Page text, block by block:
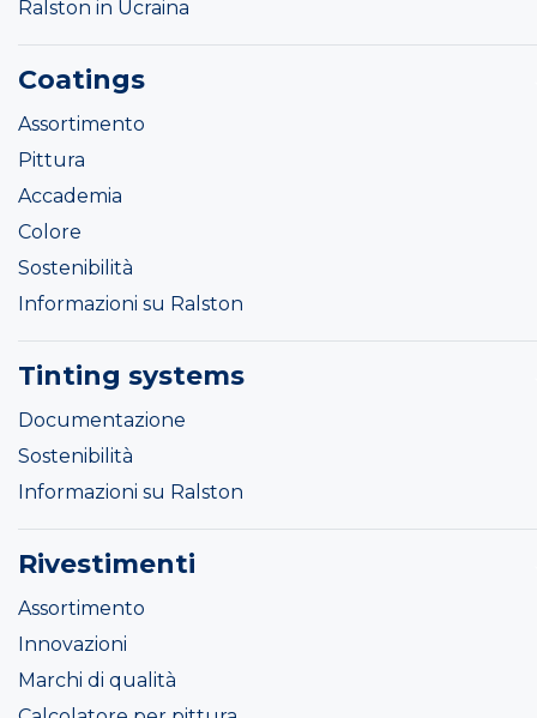
Ralston in Ucraina
Coatings
Assortimento
Pittura
Accademia
Colore
Sostenibilità
Informazioni su Ralston
Tinting systems
Documentazione
Sostenibilità
Informazioni su Ralston
Rivestimenti
Assortimento
Innovazioni
Marchi di qualità